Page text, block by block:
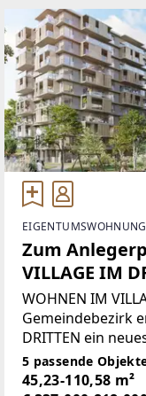
Zum
VILLAGE IM
WOHNEN IM
Gemeindebezirk
DRITTEN ein
Hektar entwickelt
5 passende
45,23-110,58 m²